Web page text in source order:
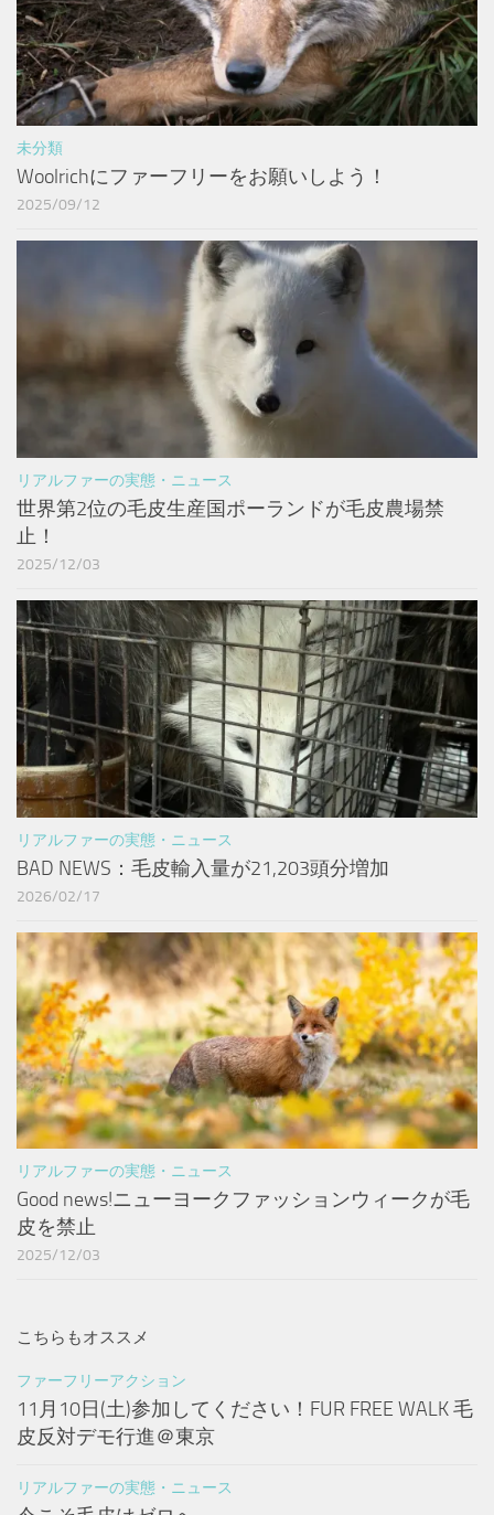
未分類
Woolrichにファーフリーをお願いしよう！
2025/09/12
リアルファーの実態・ニュース
世界第2位の毛皮生産国ポーランドが毛皮農場禁
止！
2025/12/03
リアルファーの実態・ニュース
BAD NEWS：毛皮輸入量が21,203頭分増加
2026/02/17
リアルファーの実態・ニュース
Good news!ニューヨークファッションウィークが毛
皮を禁止
2025/12/03
こちらもオススメ
ファーフリーアクション
11月10日(土)参加してください！FUR FREE WALK 毛
皮反対デモ行進＠東京
リアルファーの実態・ニュース